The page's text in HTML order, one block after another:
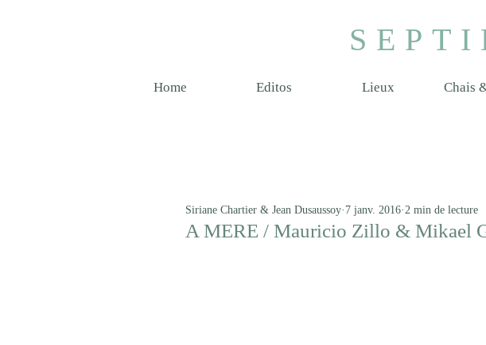
Home Editos Lieux Chais
A MERE / Mauricio Zillo & Mikael
Siriane Chartier & Jean Dusaussoy 7 janv. 2016 2 min de lecture